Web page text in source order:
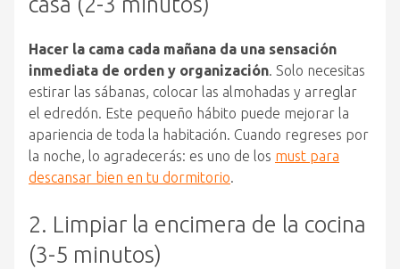
Hacer la cama cada mañana da una sensación
inmediata de orden y organización. Solo necesitas
estirar las sábanas, colocar las almohadas y arreglar
el edredón. Este pequeño hábito puede mejorar la
apariencia de toda la habitación. Cuando regreses por
la noche, lo agradecerás: es uno de los must para
descansar bien en tu dormitorio.
2. Limpiar la encimera de la cocina
(3-5 minutos)